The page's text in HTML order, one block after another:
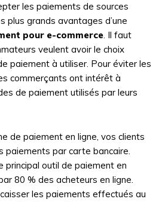
les paiements de sources
plus grands avantages d’une
pour e-commerce. Il faut
veulent avoir le choix
paiement à utiliser. Pour éviter les
commerçants ont intérêt à
de paiement utilisés par leurs
de paiement en ligne, vos clients
paiements par carte bancaire.
principal outil de paiement en
80 % des acheteurs en ligne.
les paiements effectués au